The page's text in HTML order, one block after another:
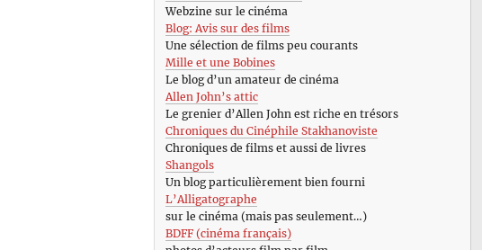
Webzine sur le cinéma
Blog: Avis sur des films
Une sélection de films peu courants
Mille et une Bobines
Le blog d’un amateur de cinéma
Allen John’s attic
Le grenier d’Allen John est riche en trésors
Chroniques du Cinéphile Stakhanoviste
Chroniques de films et aussi de livres
Shangols
Un blog particulièrement bien fourni
L’Alligatographe
sur le cinéma (mais pas seulement…)
BDFF (cinéma français)